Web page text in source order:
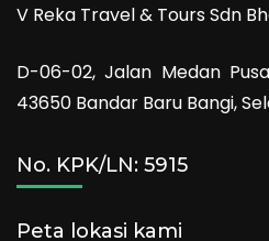
V Reka Travel & Tours Sdn
D-06-02, Jalan Medan
43650 Bandar Baru Bangi,
No. KPK/LN: 5915
Peta lokasi kami